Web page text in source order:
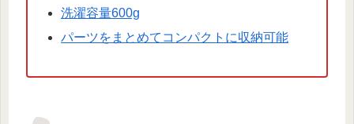
洗濯容量600g
パーツをまとめてコンパクトに収納可能